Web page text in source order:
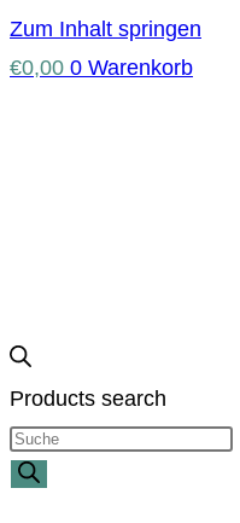
Zum Inhalt springen
€0,00 0 Warenkorb
Products search